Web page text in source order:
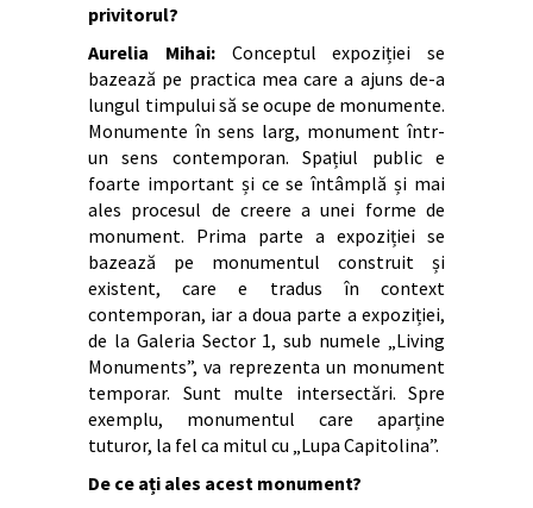
privitorul?
Aurelia Mihai:Conceptul expoziției se
bazează pe practica mea care a ajuns de-a
lungul timpului să se ocupe de monumente.
Monumente în sens larg, monument într-
un sens contemporan. Spațiul public e
foarte important și ce se întâmplă și mai
ales procesul de creere a unei forme de
monument. Prima parte a expoziției se
bazează pe monumentul construit și
existent, care e tradus în context
contemporan, iar a doua parte a expoziției,
de la Galeria Sector 1, sub numele „Living
Monuments”, va reprezenta un monument
temporar. Sunt multe intersectări. Spre
exemplu, monumentul care aparține
tuturor, la fel ca mitul cu „Lupa Capitolina”.
De ce ați ales acest monument?